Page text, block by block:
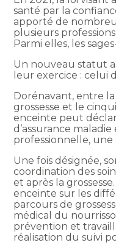
santé par la
apporté de
plusieurs
Parmi elles, les
Un nouveau statut
leur exercice : celui
Dorénavant, entre
grossesse et le
enceinte peut
d’assurance
professionnelle,
Une fois désignée,
coordination des
et après la
enceinte sur les
parcours de
médical du
prévention et
réalisation du suivi